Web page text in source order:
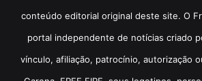
conteúdo editorial original deste site. O
portal independente de notícias criado
vínculo, afiliação, patrocínio, autorização